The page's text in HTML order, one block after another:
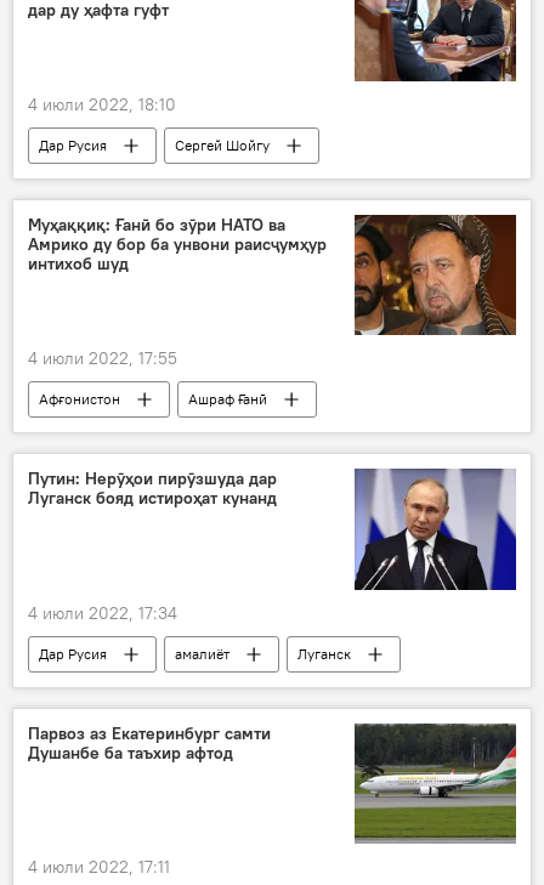
дар ду ҳафта гуфт
4 июли 2022, 18:10
Дар Русия
Сергей Шойгу
Владимир Путин
Вазорати мудофиаи Русия
Амният ва мудофиа
Муҳаққиқ: Ғанӣ бо зӯри НАТО ва
Амрико ду бор ба унвони раисҷумҳур
интихоб шуд
4 июли 2022, 17:55
Афғонистон
Ашраф Ғанӣ
интихобот
қалбакӣ
муҳаққиқ
Раисҷумҳур
НАТО
Путин: Нерӯҳои пирӯзшуда дар
Луганск бояд истироҳат кунанд
4 июли 2022, 17:34
Дар Русия амалиёт
Луганск
Владимир Путин
Сергей Шойгу
Путин
Парвоз аз Екатеринбург самти
Душанбе ба таъхир афтод
4 июли 2022, 17:11